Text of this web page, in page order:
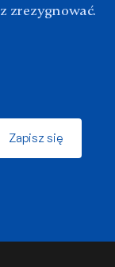
zrezygnować.
Zapisz się